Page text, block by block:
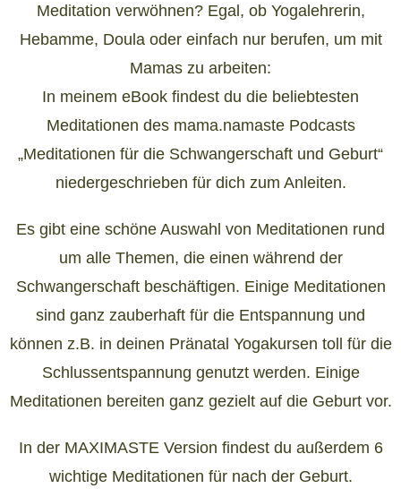
Meditation verwöhnen? Egal, ob Yogalehrerin,
Hebamme, Doula oder einfach nur berufen, um mit
Mamas zu arbeiten:
In meinem eBook findest du die beliebtesten
Meditationen des mama.namaste Podcasts
„Meditationen für die Schwangerschaft und Geburt“
niedergeschrieben für dich zum Anleiten.
Es gibt eine schöne Auswahl von Meditationen rund
um alle Themen, die einen während der
Schwangerschaft beschäftigen. Einige Meditationen
sind ganz zauberhaft für die Entspannung und
können z.B. in deinen Pränatal Yogakursen toll für die
Schlussentspannung genutzt werden. Einige
Meditationen bereiten ganz gezielt auf die Geburt vor.
In der MAXIMASTE Version findest du außerdem 6
wichtige Meditationen für nach der Geburt.